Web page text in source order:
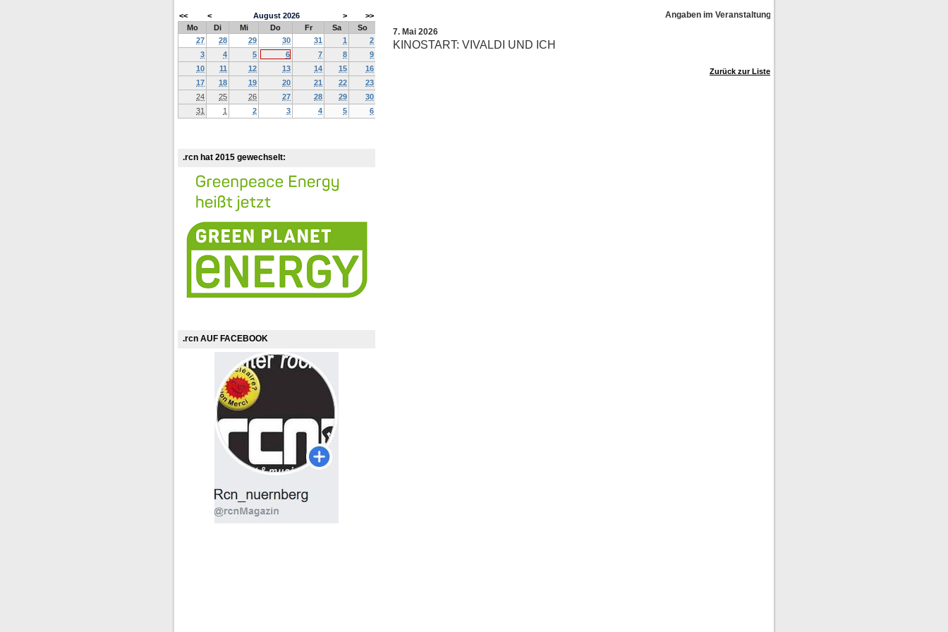
<< < August 2026 >
>>
Mo
Di Mi Do Fr Sa
So
27
28 29 30 31 1
2
3
4 5 6 7 8
9
10
11 12 13 14 15
16
17
18 19 20 21 22
23
24
25 26 27 28 29
30
31
1 2 3 4 5 6
.rcn hat 2015 gewechselt:
.rcn AUF FACEBOOK
Angaben im Veranstaltungskalender ohne Gewähr!
7. Mai 2026
KINOSTART: VIVALDI UND ICH
Zurück zur Liste